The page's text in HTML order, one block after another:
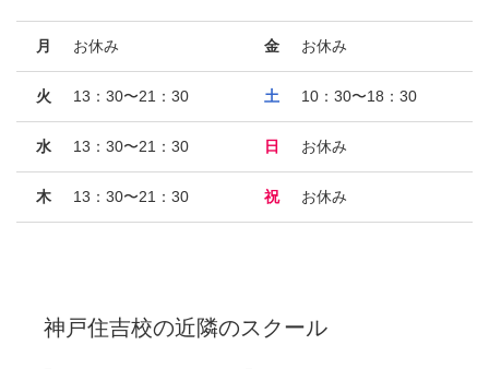
月 お休み
火 13：30〜21：30
水 13：30〜21：30
木 13：30〜21：30
金 お休み
土 10：30〜18：30
日 お休み
祝 お休み
神戸住吉校の近隣のスクール